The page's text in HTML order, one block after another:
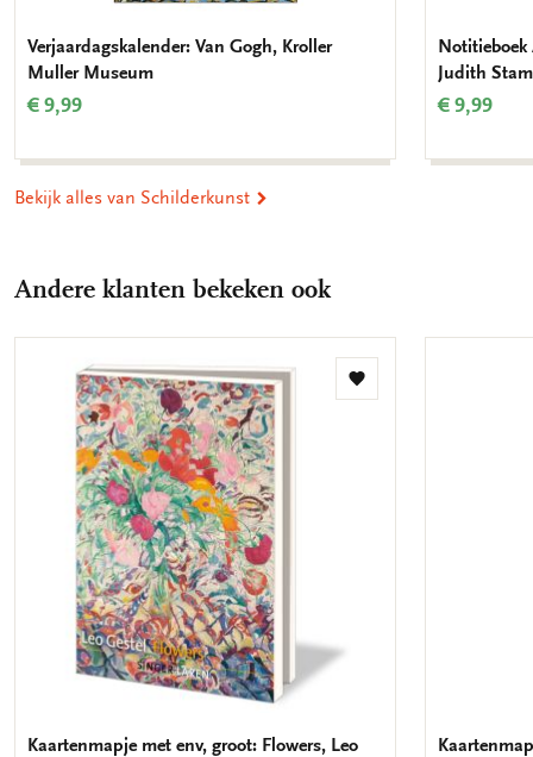
Verjaardagskalender: Van Gogh, Kroller
Muller Museum
€ 9,99
Judith Stam
€ 9,99
Bekijk alles van Schilderkunst
Andere klanten bekeken ook
Toevoegen
Kaartenmapje met env, groot: Flowers, Leo